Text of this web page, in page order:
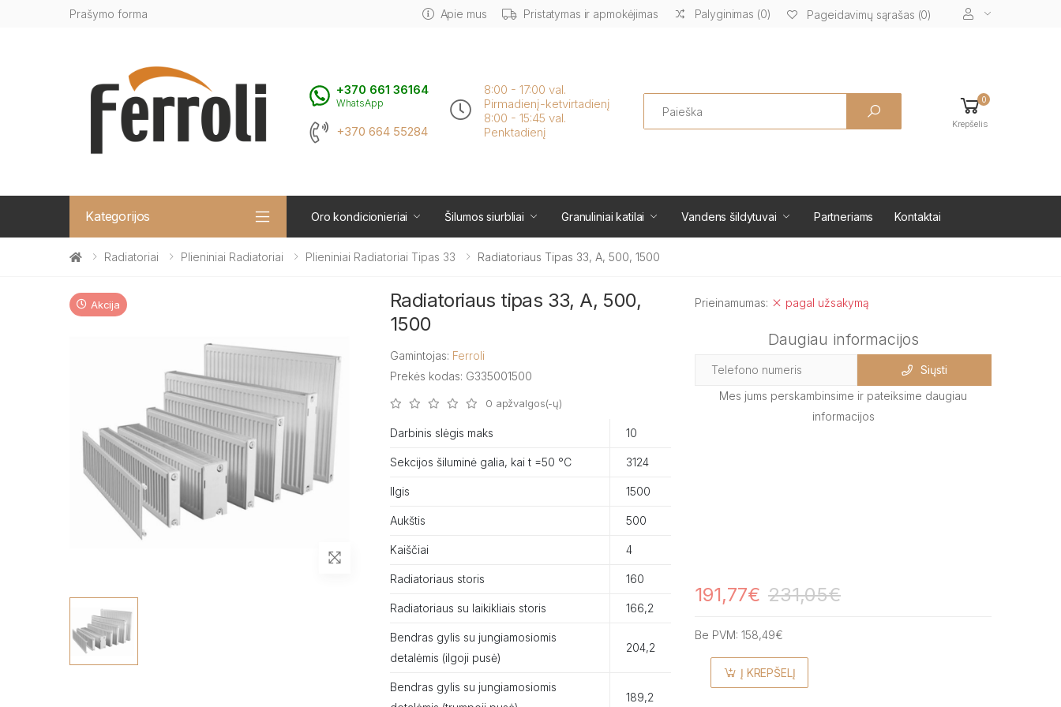
Prašymo forma Apie mus Pristatymas ir apmokėjimas Palyginimas (0) Pageidavimų sąrašas (0)
+370 661 36164
WhatsApp
+370 664 55284
8:00 - 17:00 val.
Pirmadienį-ketvirtadienį
8:00 - 15:45 val.
Penktadienį
Search 0
Krepšelis
Kategorijos Oro kondicionieriai Šilumos siurbliai Granuliniai katilai Vandens šildytuvai Partneriams Kontaktai
Radiatoriai Plieniniai Radiatoriai Plieniniai Radiatoriai Tipas 33 Radiatoriaus Tipas 33, A, 500, 1500
Akcija
Radiatoriaus tipas 33, A, 500,
1500
Gamintojas: Ferroli
Prekės kodas: G335001500
0 apžvalgos(-ų)
Darbinis slėgis maks 10
Sekcijos šiluminė galia, kai t =50 °C 3124
Ilgis 1500
Aukštis 500
Kaiščiai 4
Radiatoriaus storis 160
Radiatoriaus su laikikliais storis 166,2
Bendras gylis su jungiamosiomis
detalėmis (ilgoji pusė)
204,2
Bendras gylis su jungiamosiomis
189,2
Prieinamumas: pagal užsakymą
Daugiau informacijos
Siųsti
Mes jums perskambinsime ir pateiksime daugiau
informacijos
191,77€ 231,05€
Be PVM: 158,49€
Į KREPŠELĮ